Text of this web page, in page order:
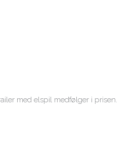
med elspil medfølger i prisen.